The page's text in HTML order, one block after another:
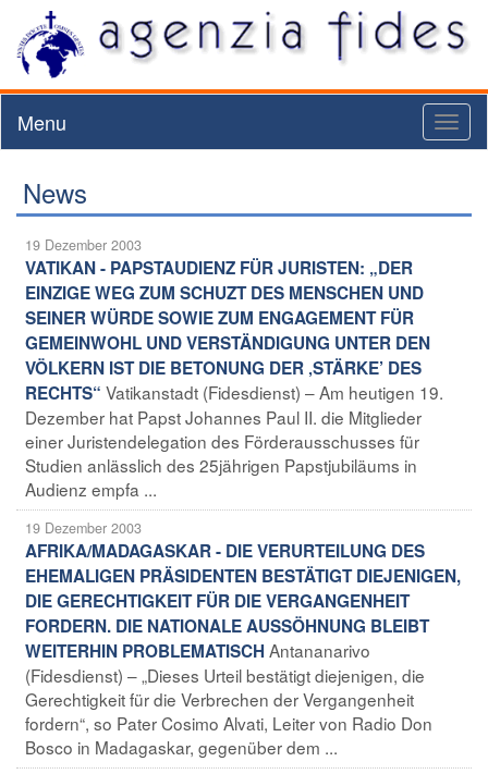
Menu
News
19 Dezember 2003
VATIKAN - PAPSTAUDIENZ FÜR JURISTEN: „DER
EINZIGE WEG ZUM SCHUZT DES MENSCHEN UND
SEINER WÜRDE SOWIE ZUM ENGAGEMENT FÜR
GEMEINWOHL UND VERSTÄNDIGUNG UNTER DEN
VÖLKERN IST DIE BETONUNG DER ‚STÄRKE’ DES
RECHTS“ Vatikanstadt (Fidesdienst) – Am heutigen 19.
Dezember hat Papst Johannes Paul II. die Mitglieder
einer Juristendelegation des Förderausschusses für
Studien anlässlich des 25jährigen Papstjubiläums in
Audienz empfa ...
19 Dezember 2003
AFRIKA/MADAGASKAR - DIE VERURTEILUNG DES
EHEMALIGEN PRÄSIDENTEN BESTÄTIGT DIEJENIGEN,
DIE GERECHTIGKEIT FÜR DIE VERGANGENHEIT
FORDERN. DIE NATIONALE AUSSÖHNUNG BLEIBT
WEITERHIN PROBLEMATISCH Antananarivo
(Fidesdienst) – „Dieses Urteil bestätigt diejenigen, die
Gerechtigkeit für die Verbrechen der Vergangenheit
fordern“, so Pater Cosimo Alvati, Leiter von Radio Don
Bosco in Madagaskar, gegenüber dem ...